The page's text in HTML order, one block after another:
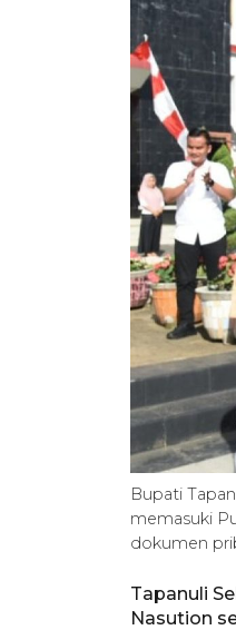
Bupati
memasuki
dokumen
Tapanuli
Nasution